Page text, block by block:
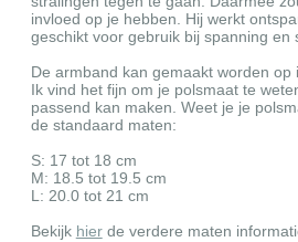
invloed op je hebben. Hij werkt
geschikt voor gebruik bij spanning en
De armband kan gemaakt worden op
Ik vind het fijn om je polsmaat te
passend kan maken. Weet je je
de standaard maten:
S: 17 tot 18 cm
M: 18.5 tot 19.5 cm
L: 20.0 tot 21 cm
Bekijk hierde verdere maten